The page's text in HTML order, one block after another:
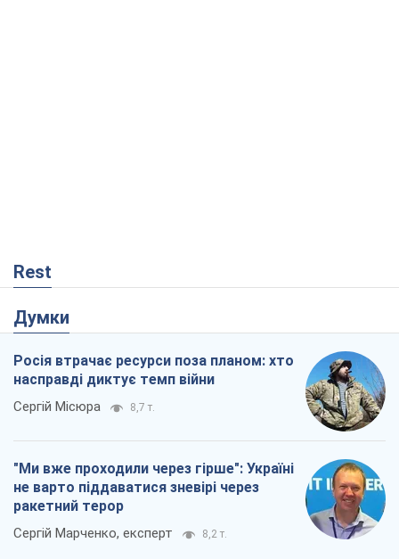
Rest
Думки
Росія втрачає ресурси поза планом: хто
насправді диктує темп війни
Сергій Місюра 8,7 т.
"Ми вже проходили через гірше": Україні
не варто піддаватися зневірі через
ракетний терор
Сергій Марченко, експерт 8,2 т.